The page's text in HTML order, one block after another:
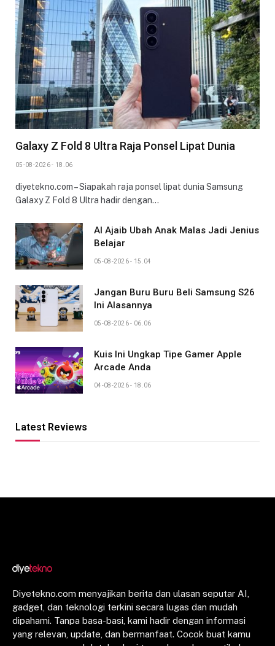
Galaxy Z Fold 8 Ultra Raja Ponsel Lipat Dunia
05-08-2026 - 18.06
diyetekno.com – Siapakah raja ponsel lipat dunia Samsung
Galaxy Z Fold 8 Ultra hadir dengan…
AI Ajaib Ubah Anak Malas Jadi Jenius
Belajar
05-08-2026 - 15.04
Jangan Buru Buru Beli Samsung S26
Ini Alasannya
05-08-2026 - 06.06
Kuis Ini Ungkap Tipe Gamer Apple
Arcade Anda
04-08-2026 - 18.06
Latest Reviews
Diyetekno.com menyajikan berita dan ulasan seputar AI,
gadget, dan teknologi terkini secara lugas dan mudah
dipahami. Tanpa basa-basi, kami hadir dengan informasi
yang relevan, update, dan bermanfaat. Cocok buat kamu